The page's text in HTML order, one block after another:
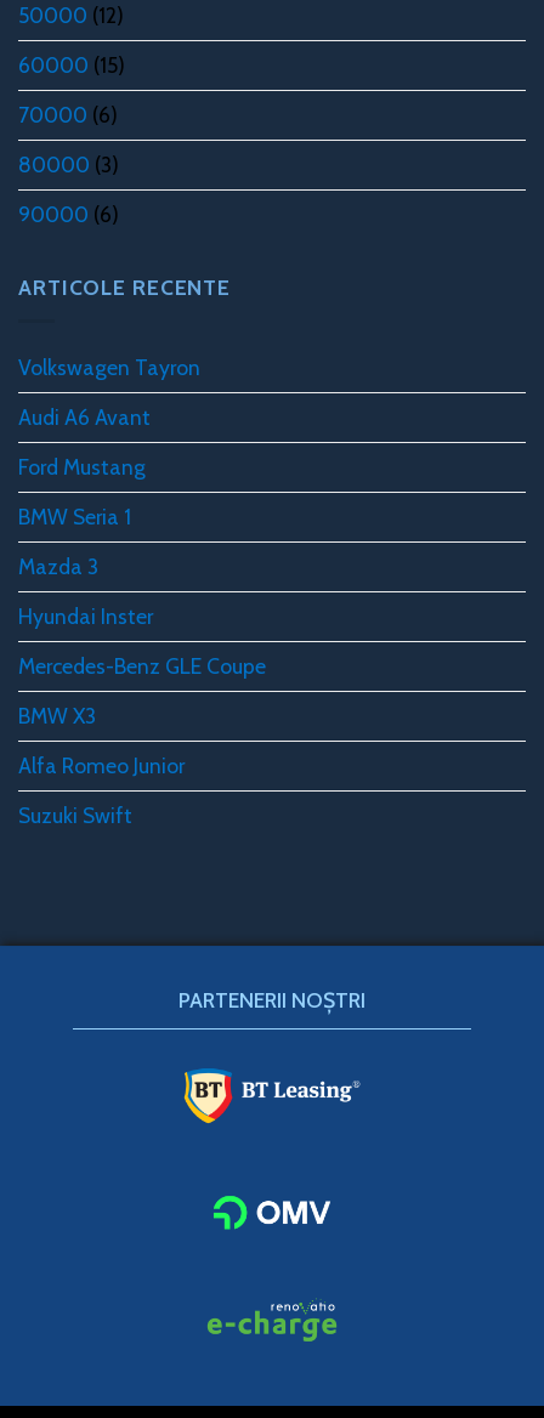
50000 (12)
60000 (15)
70000 (6)
80000 (3)
90000 (6)
ARTICOLE RECENTE
Volkswagen Tayron
Audi A6 Avant
Ford Mustang
BMW Seria 1
Mazda 3
Hyundai Inster
Mercedes-Benz GLE Coupe
BMW X3
Alfa Romeo Junior
Suzuki Swift
PARTENERII NOȘTRI